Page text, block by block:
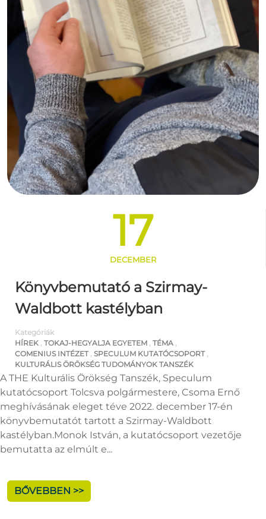
17
DECEMBER
Könyvbemutató a Szirmay-
Waldbott kastélyban
Kategóriák
HÍREK , TOKAJ-HEGYALJA EGYETEM , TÉMA ,
COMENIUS INTÉZET, SPECULUM KUTATÓCSOPORT,
KULTURÁLIS ÖRÖKSÉG TUDOMÁNYOK TANSZÉK
A THE Kulturális Örökség Tanszék, Speculum
kutatócsoport Tolcsva polgármestere, Csoma Ernő
meghívásának eleget téve 2022. december 17-én
könyvbemutatót tartott a Szirmay-Waldbott
kastélyban.Monok István, a kutatócsoport vezetője
bemutatta az elmúlt e...
BŐVEBBEN >>